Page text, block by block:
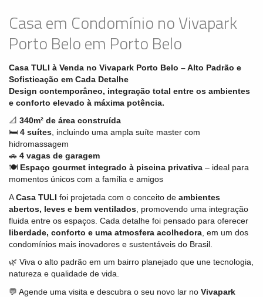
Casa em Condomínio no Vivapark
Porto Belo em Porto Belo
Casa TULI à Venda no Vivapark Porto Belo – Alto Padrão e
Sofisticação em Cada Detalhe
Design contemporâneo, integração total entre os ambientes
e conforto elevado à máxima potência.
📐 340m² de área construída
🛏️ 4 suítes , incluindo uma ampla suíte master com
hidromassagem
🚗 4 vagas de garagem
🍽️ Espaço gourmet integrado à piscina privativa – ideal para
momentos únicos com a família e amigos
ACasa TULI foi projetada com o conceito de ambientes
abertos, leves e bem ventilados , promovendo uma integração
fluida entre os espaços. Cada detalhe foi pensado para oferecer
liberdade, conforto e uma atmosfera acolhedora , em um dos
condomínios mais inovadores e sustentáveis do Brasil.
🌿 Viva o alto padrão em um bairro planejado que une tecnologia,
natureza e qualidade de vida.
💬 Agende uma visita e descubra o seu novo lar no Vivapark